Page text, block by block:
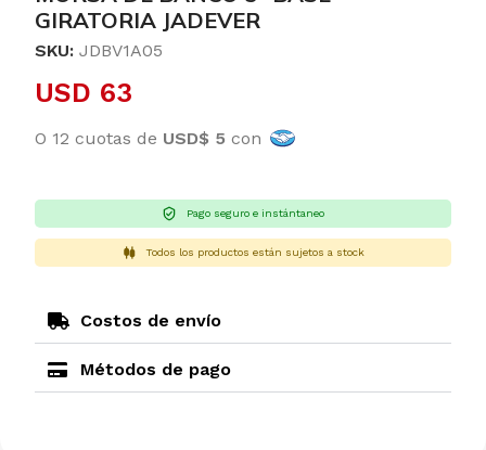
GIRATORIA JADEVER
SKU: JDBV1A05
USD 63
O 12 cuotas de USD$ 5 con
Pago seguro e instántaneo
Todos los productos están sujetos a stock
Costos de envío
Métodos de pago